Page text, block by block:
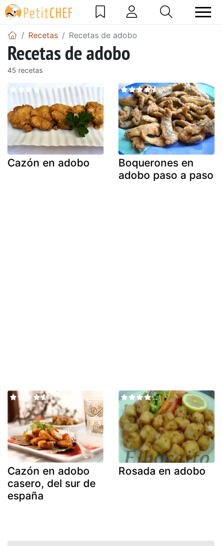
Recetas Recetas de adobo
Recetas de adobo
45 recetas
Cazón en adobo
Boquerones en
adobo paso a paso
Cazón en adobo
casero, del sur de
españa
Rosada en adobo